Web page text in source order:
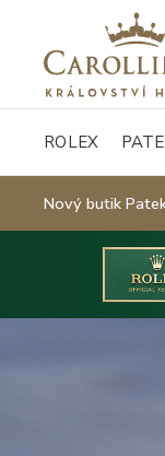
ROLEX
Nový butik